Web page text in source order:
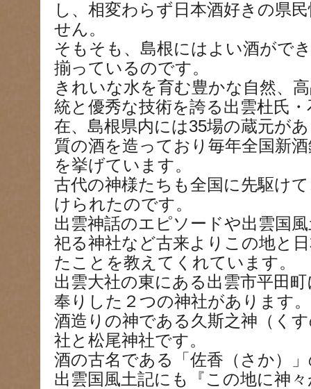
し、相変わらず日本酒好きの県
せん。
そもそも、島根にはよい酒がで
揃っているのです。
きれいな水を育む豊かな自然、
統と優秀な技術を誇る出雲杜氏
在、島根県内には35場の蔵元が
質の酒を造っており毎年全国新
を挙げています。
古代の神様たちも全国に先駆け
けられたのです。
出雲神話のエピソードや出雲国
祀る神社など古来よりこの地と
たことを教えてくれています。
出雲大社の東にある出雲市平田
奉りした２つの神社があります。
酒造りの神である久斯之神（く
社と松尾神社です。
酒の古名である「佐香（さか）
出雲国風土記にも『この地に神